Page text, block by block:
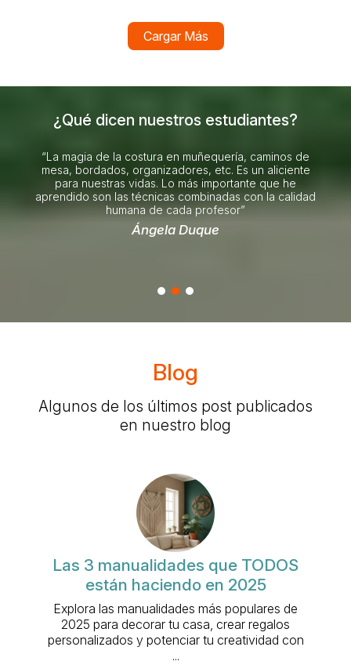
Cargar Más
¿Qué dicen nuestros estudiantes?
“La magia de la costura en muñequería, caminos de
mesa, bordados, organizadores, etc. Es un aliciente
para nuestras vidas. Lo más importante que he
aprendido son las técnicas combinadas con la calidad
humana de cada profesor”
Ángela Duque
Blog
Algunos de los últimos post publicados
en nuestro blog
Las 3 manualidades que TODOS
están haciendo en 2025
Explora las manualidades más populares de
2025 para decorar tu casa, crear regalos
personalizados y potenciar tu creatividad con
...